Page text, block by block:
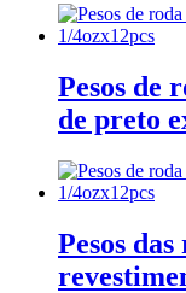
Pesos de
de preto
Pesos